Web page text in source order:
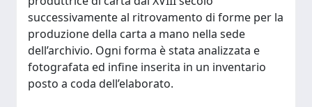
successivamente al ritrovamento di forme per la
produzione della carta a mano nella sede
dell’archivio. Ogni forma è stata analizzata e
fotografata ed infine inserita in un inventario
posto a coda dell’elaborato.